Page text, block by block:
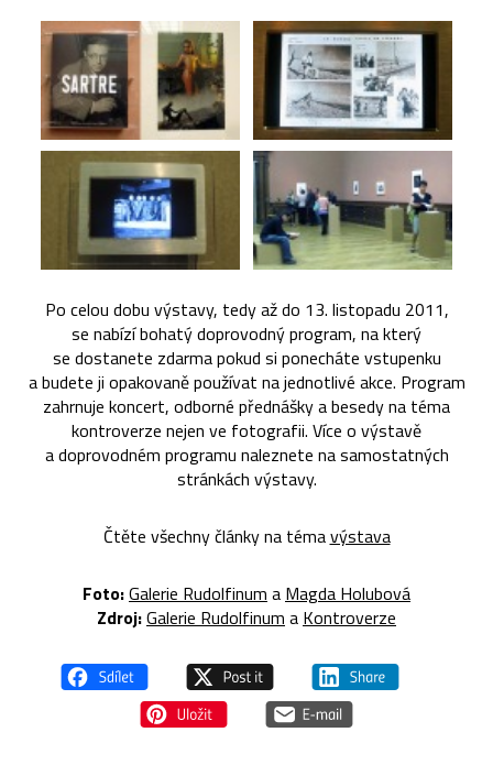
Po celou dobu výstavy, tedy až do 13. listopadu 2011,
se nabízí bohatý doprovodný program, na který
se dostanete zdarma pokud si ponecháte vstupenku
a budete ji opakovaně používat na jednotlivé akce. Program
zahrnuje koncert, odborné přednášky a besedy na téma
kontroverze nejen ve fotografii. Více o výstavě
a doprovodném programu naleznete na samostatných
stránkách výstavy.
Čtěte všechny články na témavýstava
Foto:Galerie Rudolfinum a Magda Holubová
Zdroj:Galerie Rudolfinum a Kontroverze